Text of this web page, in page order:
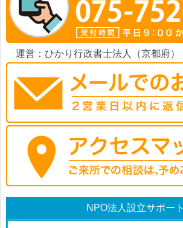
運営：ひかり行政書士法人（京都府）
NPO法人設立サポート